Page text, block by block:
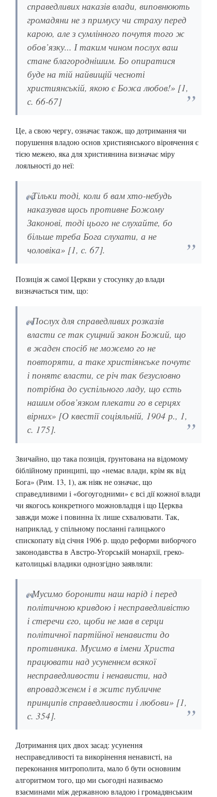
справедливих наказів влади, виповнюють
громадяни не з примусу чи страху перед
карою, але з сумлінного почутя того ж
обов’язку... І таким чином послух ваш
стане благороднішим. Бо опиратися
буде на тій найвищій чесноті
християнській, якою є Божа любов!» [1,
с. 66-67]
Це, а свою чергу, означає також, що дотримання чи
порушення владою основ християнського віровчення є
тією межею, яка для християнина визначає міру
лояльності до неї:
«Тільки тоді, коли б вам хто-небудь
наказував щось противне Божому
Законові, тоді цього не слухайте, бо
більше треба Бога слухати, а не
чоловіка» [1, с. 67].
Позиція ж самої Церкви у стосунку до влади
визначається тим, що:
«Послух для справедливих розказів
власти се так сущний закон Божий, що
в жаден спосіб не можемо го не
повторяти, а таке христіянське почутє
і понятє власти, се річ так безусловно
потрібна до суспільного ладу, що єсть
нашим обов’язком плекати го в серцях
вірних» [О квестії соціяльній, 1904 р., 1,
с. 175].
Звичайно, що така позиція, ґрунтована на відомому
біблійному принципі, що «немає влади, крім як від
Бога» (Рим. 13, 1), аж ніяк не означає, що
справедливими і «богоугодними» є всі дії кожної влади
чи якогось конкретного можновладця і що Церква
завжди може і повинна їх лише схвалювати. Так,
наприклад, у спільному посланні галицького
єпископату від січня 1906 р. щодо реформи виборчого
законодавства в Австро-Угорській монархії, греко-
католицькі владики однозгідно заявляли:
«Мусимо боронити наш нарід і перед
політичною кривдою і несправедливістю
і стеречи єго, щоби не мав в серци
політичної партійної ненависти до
противника. Мусимо в імени Христа
працювати над усуненнєм всякої
несправедливости і ненависти, над
впровадженєм і в житє публичне
принципів справедливости і любови» [1,
с. 354].
Дотримання цих двох засад: усунення
несправедливості та викорінення ненависті, на
переконання митрополита, мало б бути основним
алгоритмом того, що ми сьогодні називаємо
взаєминами між державною владою і громадянським